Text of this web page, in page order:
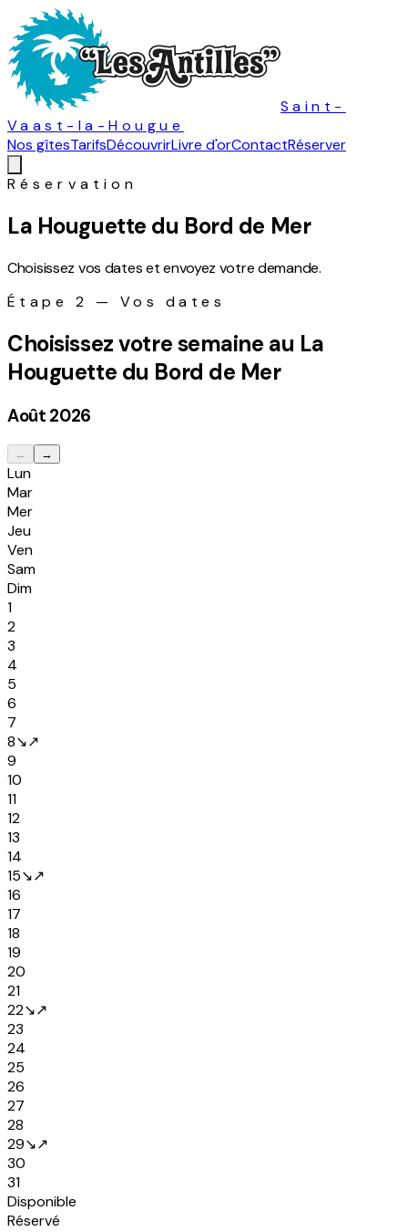
Saint-
Vaast-la-Hougue
Nos gîtesTarifsDécouvrirLivre d'orContactRéserver
Réservation
La Houguette du Bord de Mer
Choisissez vos dates et envoyez votre demande.
Étape 2 — Vos dates
Choisissez votre semaine au La
Houguette du Bord de Mer
Août 2026
← →
Lun
Mar
Mer
Jeu
Ven
Sam
Dim
1
2
3
4
5
6
7
8↘↗
9
10
11
12
13
14
15↘↗
16
17
18
19
20
21
22↘↗
23
24
25
26
27
28
29↘↗
30
31
Disponible
Réservé